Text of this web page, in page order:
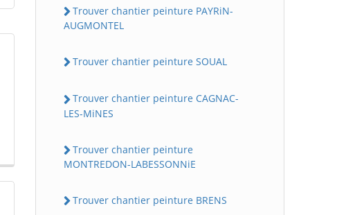
Trouver chantier peinture PAYRiN-
AUGMONTEL
Trouver chantier peinture SOUAL
Trouver chantier peinture CAGNAC-
LES-MiNES
Trouver chantier peinture
MONTREDON-LABESSONNiE
Trouver chantier peinture BRENS